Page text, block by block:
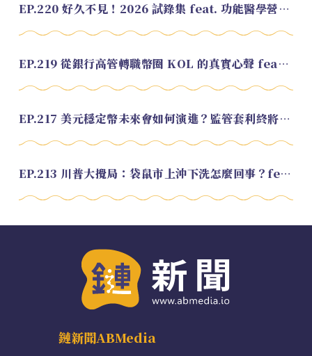
EP.220 好久不見！2026 試錄集 feat. 功能醫學營養師 美寶
EP.219 從銀行高管轉職幣圈 KOL 的真實心聲 feat.龜大
EP.217 美元穩定幣未來會如何演進？監管套利終將收斂？feat. 研究員 余哲安
EP.213 川普大攪局：袋鼠市上沖下洗怎麼回事？feat. Alvin
鏈新聞ABMedia